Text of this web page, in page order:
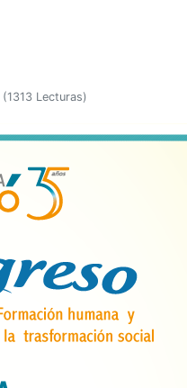
(1313 Lecturas)